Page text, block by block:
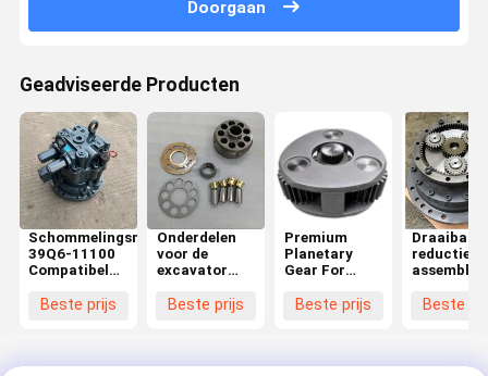
Doorgaan
Geadviseerde Producten
Schommelingsmotorassemblage
39Q6-11100
Compatibel
HX210S
Beste prijs
Onderdelen
voor de
excavator
E120B
Beste prijs
Premium
Planetary
Gear For
Reducer
Quality
Beste prijs
Draaibare
Beste